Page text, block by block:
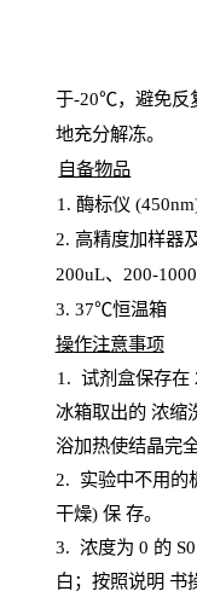
于-20℃，避免反
地充分解冻。
自备物品
1 . 酶标仪 (450nm
2. 高精度加样器
200uL、 200-1000
3. 37℃恒温箱
操作注意事项
1. 试剂盒保存在
冰箱取出的 浓缩
浴加热使结晶完
2. 实验中不用的
干燥) 保 存。
3. 浓度为 0 的 S
白；按照说明 书